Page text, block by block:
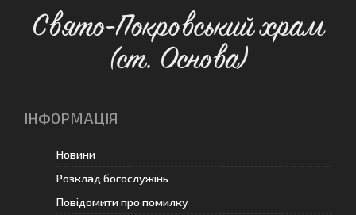
Свято-Покровський храм
(ст. Основа)
ІНФОРМАЦІЯ
Новини
Розклад богослужінь
Повідомити про помилку